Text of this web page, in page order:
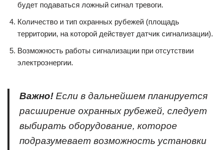
будет подаваться ложный сигнал тревоги.
Количество и тип охранных рубежей (площадь
территории, на которой действует датчик сигнализации).
Возможность работы сигнализации при отсутствии
электроэнергии.
Важно! Если в дальнейшем планируется
расширение охранных рубежей, следует
выбирать оборудование, которое
подразумевает возможность установки